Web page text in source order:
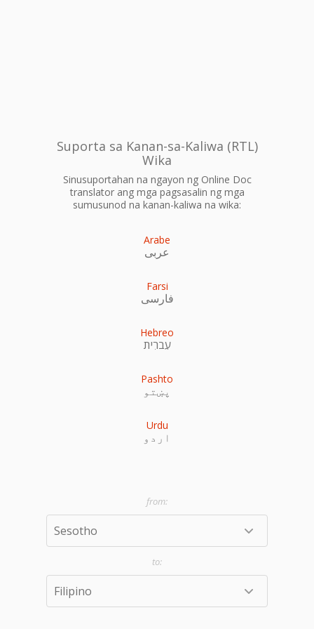
Suporta sa Kanan-sa-Kaliwa (RTL)
Wika
Sinusuportahan na ngayon ng Online Doc
translator ang mga pagsasalin ng mga
sumusunod na kanan-kaliwa na wika:
Arabe
عربى
Farsi
فارسی
Hebreo
עִברִית
Pashto
پښتو
Urdu
اردو